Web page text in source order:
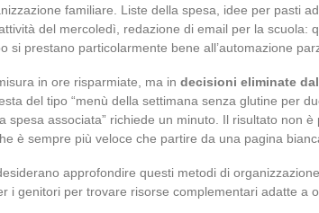
familiare. Liste della spesa, idee per pasti
del mercoledì, redazione di email per la scuola:
si prestano particolarmente bene all’automazione
in ore risparmiate, ma in decisioni eliminate
del tipo “menù della settimana senza glutine per
spesa associata” richiede un minuto. Il risultato non
è sempre più veloce che partire da una pagina
approfondire questi metodi di
i genitori per trovare risorse complementari adatte a